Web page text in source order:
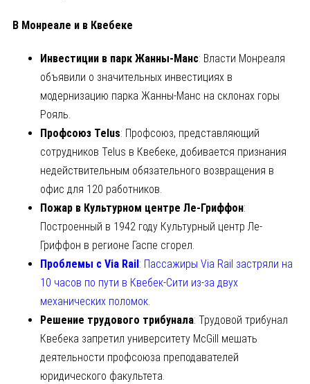
В Монреале и в Квебеке
Инвестиции в парк Жанны-Манс: Власти Монреаля
объявили о значительных инвестициях в
модернизацию парка Жанны-Манс на склонах горы
Рояль.
Профсоюз Telus: Профсоюз, представляющий
сотрудников Telus в Квебеке, добивается признания
недействительным обязательного возвращения в
офис для 120 работников.
Пожар в Культурном центре Ле-Гриффон:
Построенный в 1942 году Культурный центр Ле-
Гриффон в регионе Гаспе сгорел.
Проблемы с Via Rail : Пассажиры Via Rail застряли на
10 часов по пути в Квебек-Сити из-за двух
механических поломок.
Решение трудового трибунала: Трудовой трибунал
Квебека запретил университету McGill мешать
деятельности профсоюза преподавателей
юридического факультета.